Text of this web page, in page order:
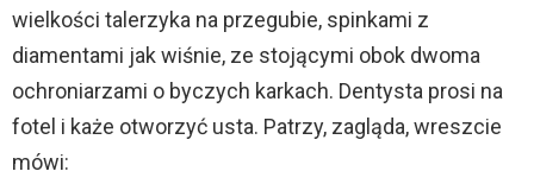
wielkości talerzyka na przegubie, spinkami z
diamentami jak wiśnie, ze stojącymi obok dwoma
ochroniarzami o byczych karkach. Dentysta prosi na
fotel i każe otworzyć usta. Patrzy, zagląda, wreszcie
mówi: